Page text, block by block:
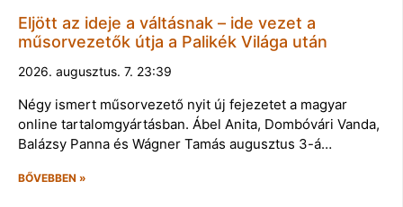
Eljött az ideje a váltásnak – ide vezet a
műsorvezetők útja a Palikék Világa után
2026. augusztus. 7. 23:39
Négy ismert műsorvezető nyit új fejezetet a magyar
online tartalomgyártásban. Ábel Anita, Dombóvári Vanda,
Balázsy Panna és Wágner Tamás augusztus 3-á…
BŐVEBBEN »